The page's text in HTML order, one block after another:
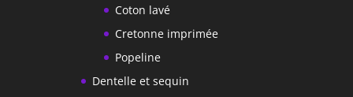
Coton lavé
Cretonne imprimée
Popeline
Dentelle et sequin